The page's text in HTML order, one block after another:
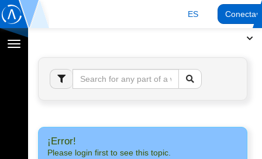
ES
Cambiar
navegación
¡Error!
Please login first to see this topic.